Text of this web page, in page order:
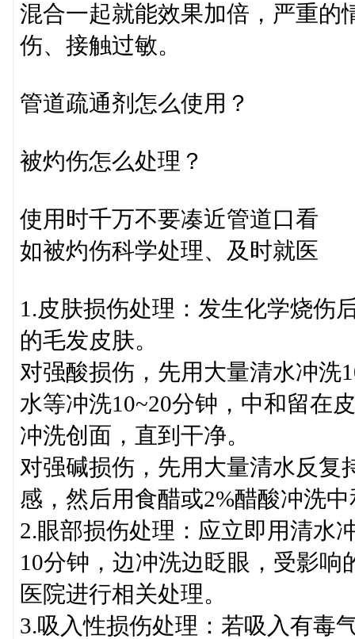
混合一起就能效果加倍，严重的
伤、接触过敏。
管道疏通剂怎么使用？
被灼伤怎么处理？
使用时千万不要凑近管道口看
如被灼伤科学处理、及时就医
1.皮肤损伤处理：发生化学烧伤
的毛发皮肤。
对强酸损伤，先用大量清水冲洗
水等冲洗10~20分钟，中和留在
冲洗创面，直到干净。
对强碱损伤，先用大量清水反复
感，然后用食醋或2%醋酸冲洗
2.眼部损伤处理：应立即用清水
10分钟，边冲洗边眨眼，受影
医院进行相关处理。
3.吸入性损伤处理：若吸入有毒